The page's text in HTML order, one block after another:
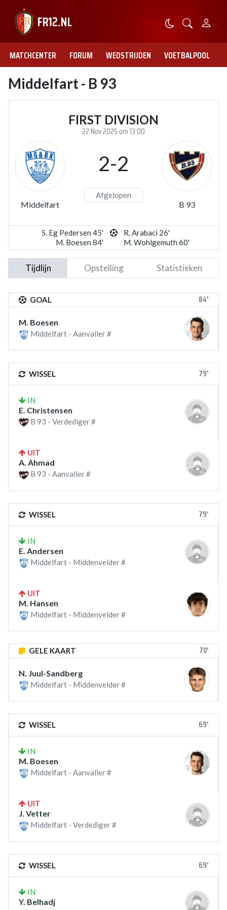
MATCHCENTER FORUM WEDSTRIJDEN VOETBALPOOL
Middelfart - B 93
FIRST DIVISION
22 Nov 2025 om 13:00
Middelfart
2-2
Afgelopen
B 93
S. Eg Pedersen 45'
M. Boesen 84'
R. Arabaci 26'
M. Wohlgemuth 60'
Tijdlijn Opstelling Statistieken
GOAL 84'
M. Boesen
Middelfart - Aanvaller #
WISSEL 79'
IN
E. Christensen
B 93 - Verdediger #
UIT
A. Ahmad
B 93 - Aanvaller #
WISSEL 79'
IN
E. Andersen
Middelfart - Middenvelder #
UIT
M. Hansen
Middelfart - Middenvelder #
GELE KAART 70'
N. Juul-Sandberg
Middelfart - Middenvelder #
WISSEL 69'
IN
M. Boesen
Middelfart - Aanvaller #
UIT
J. Vetter
Middelfart - Verdediger #
WISSEL 69'
IN
Y. Belhadj